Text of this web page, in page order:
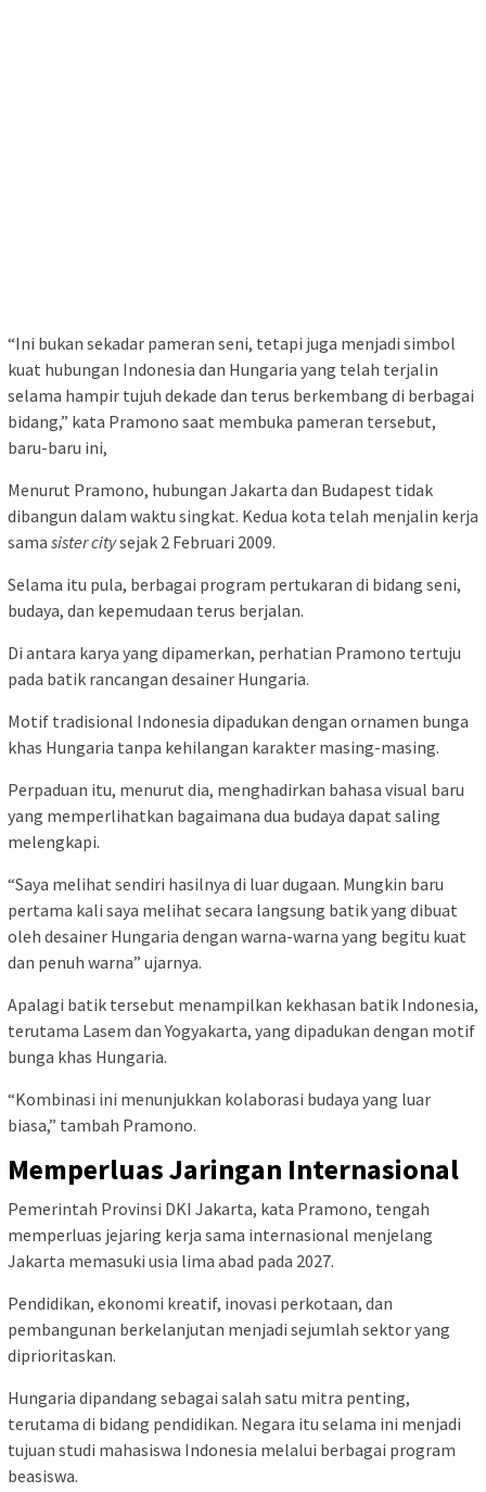
“Ini bukan sekadar pameran seni, tetapi juga menjadi simbol
kuat hubungan Indonesia dan Hungaria yang telah terjalin
selama hampir tujuh dekade dan terus berkembang di berbagai
bidang,” kata Pramono saat membuka pameran tersebut,
baru-baru ini,
Menurut Pramono, hubungan Jakarta dan Budapest tidak
dibangun dalam waktu singkat. Kedua kota telah menjalin kerja
sama sister citysejak 2 Februari 2009.
Selama itu pula, berbagai program pertukaran di bidang seni,
budaya, dan kepemudaan terus berjalan.
Di antara karya yang dipamerkan, perhatian Pramono tertuju
pada batik rancangan desainer Hungaria.
Motif tradisional Indonesia dipadukan dengan ornamen bunga
khas Hungaria tanpa kehilangan karakter masing-masing.
Perpaduan itu, menurut dia, menghadirkan bahasa visual baru
yang memperlihatkan bagaimana dua budaya dapat saling
melengkapi.
“Saya melihat sendiri hasilnya di luar dugaan. Mungkin baru
pertama kali saya melihat secara langsung batik yang dibuat
oleh desainer Hungaria dengan warna-warna yang begitu kuat
dan penuh warna” ujarnya.
Apalagi batik tersebut menampilkan kekhasan batik Indonesia,
terutama Lasem dan Yogyakarta, yang dipadukan dengan motif
bunga khas Hungaria.
“Kombinasi ini menunjukkan kolaborasi budaya yang luar
biasa,” tambah Pramono.
Memperluas Jaringan Internasional
Pemerintah Provinsi DKI Jakarta, kata Pramono, tengah
memperluas jejaring kerja sama internasional menjelang
Jakarta memasuki usia lima abad pada 2027.
Pendidikan, ekonomi kreatif, inovasi perkotaan, dan
pembangunan berkelanjutan menjadi sejumlah sektor yang
diprioritaskan.
Hungaria dipandang sebagai salah satu mitra penting,
terutama di bidang pendidikan. Negara itu selama ini menjadi
tujuan studi mahasiswa Indonesia melalui berbagai program
beasiswa.